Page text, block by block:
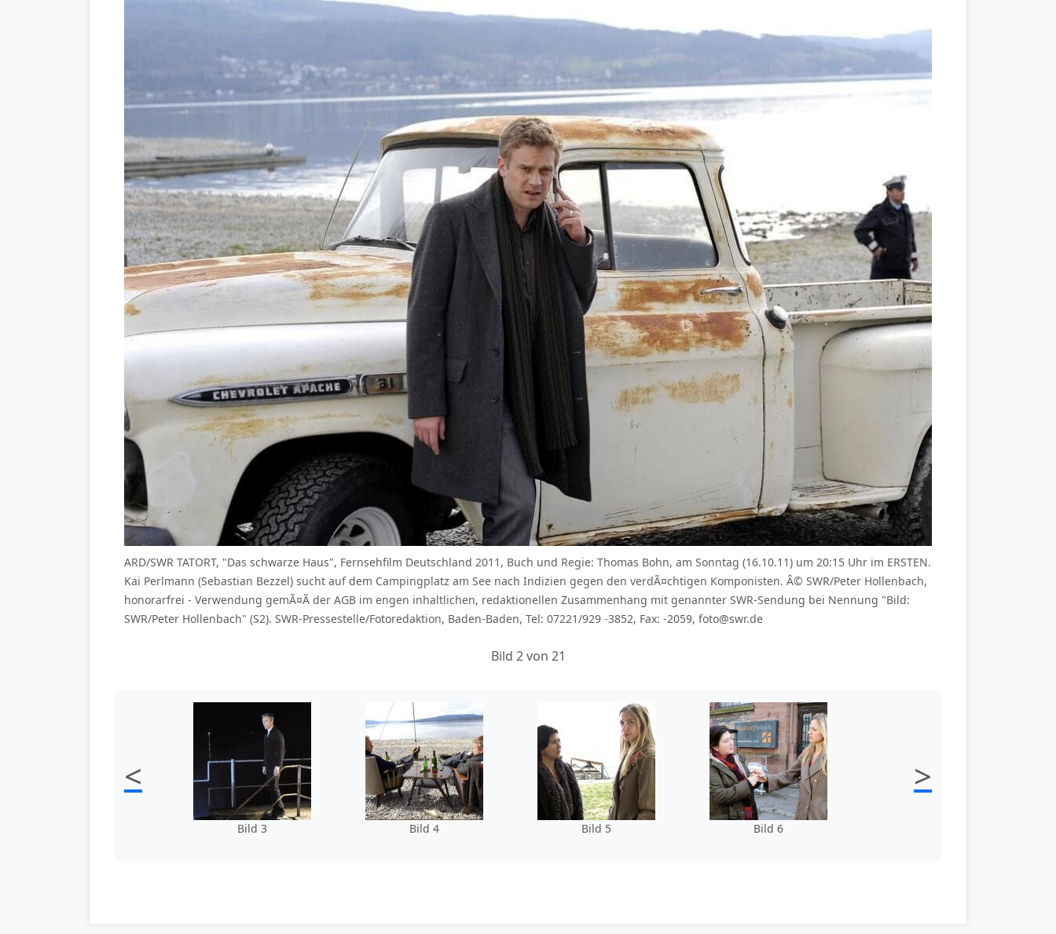
ARD/SWR TATORT, "Das schwarze Haus", Fernsehfilm Deutschland 2011, Buch und Regie: Thomas Bohn, am Sonntag (16.10.11) um 20:15 Uhr im ERSTEN.
Kai Perlmann (Sebastian Bezzel) sucht auf dem Campingplatz am See nach Indizien gegen den verdÃ¤chtigen Komponisten. Â© SWR/Peter Hollenbach,
honorarfrei - Verwendung gemÃ¤Ã der AGB im engen inhaltlichen, redaktionellen Zusammenhang mit genannter SWR-Sendung bei Nennung "Bild:
SWR/Peter Hollenbach" (S2). SWR-Pressestelle/Fotoredaktion, Baden-Baden, Tel: 07221/929 -3852, Fax: -2059, foto@swr.de
Bild 2 von 21
<
Bild 3 Bild 4 Bild 5 Bild 6
>